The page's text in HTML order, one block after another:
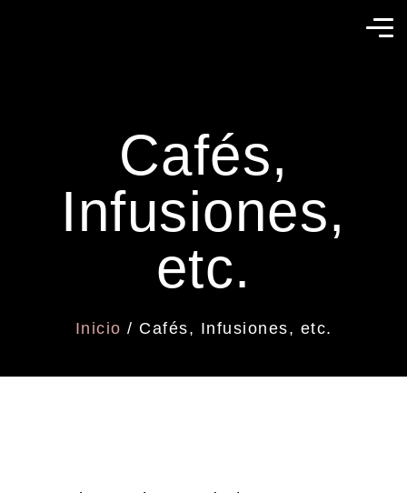
Cafés,
Infusiones,
etc.
Inicio / Cafés, Infusiones, etc.